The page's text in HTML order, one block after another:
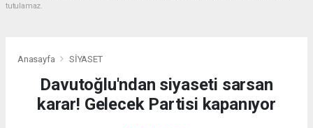
tutulamaz.
Anasayfa SİYASET
Davutoğlu'ndan siyaseti sarsan
karar! Gelecek Partisi kapanıyor